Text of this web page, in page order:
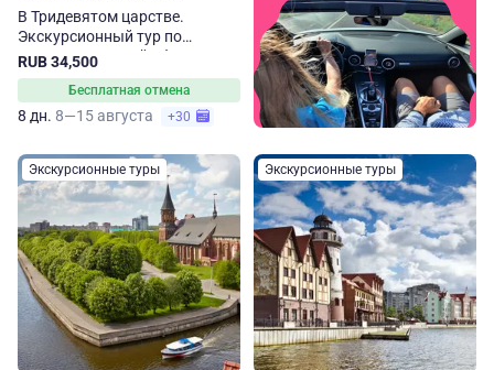
В Тридевятом царстве.
Экскурсионный тур по
Калининградской области
RUB 34,500
Бесплатная отмена
8 дн. 8—15 августа +30
Экскурсионные туры Экскурсионные туры